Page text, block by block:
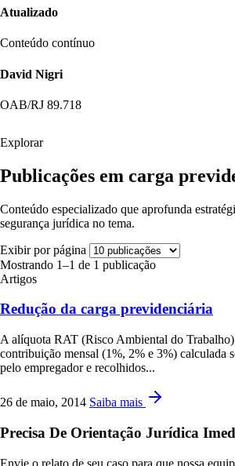
Atualizado
Conteúdo contínuo
David Nigri
OAB/RJ 89.718
Explorar
Publicações em carga
Conteúdo especializado que aprofunda
segurança jurídica no tema.
Exibir por página
Mostrando 1–1 de 1 publicação
Artigos
Redução da carga previdenciária
A alíquota RAT (Risco Ambiental do
contribuição mensal (1%, 2% e 3%) calculada
pelo empregador e recolhidos...
26 de maio, 2014 Saiba mais
Precisa De Orientação Jurídica
Envie o relato de seu caso para que nossa